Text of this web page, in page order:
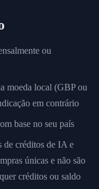
ou
moeda local (GBP ou
em contrário
base no seu país
de créditos de IA e
únicas e não são
créditos ou saldo